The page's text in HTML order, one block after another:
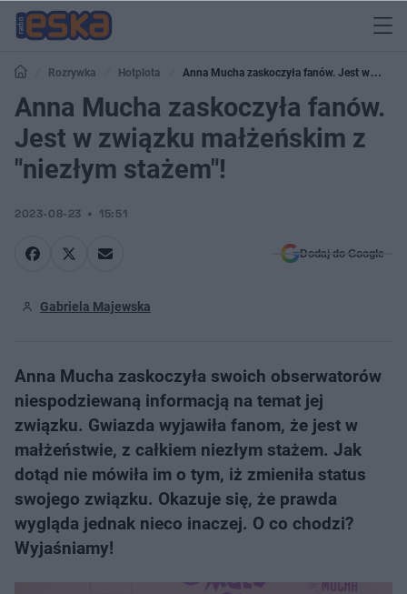
Rozrywka Hotplota
Anna Mucha zaskoczyła fanów. Jest w
związku małżeńskim z "niezłym stażem"!
Anna Mucha zaskoczyła fanów.
Jest w związku małżeńskim z
"niezłym stażem"!
2023-08-23 15:51
Dodaj do Google
Gabriela Majewska
Anna Mucha zaskoczyła swoich obserwatorów
niespodziewaną informacją na temat jej
związku. Gwiazda wyjawiła fanom, że jest w
małżeństwie, z całkiem niezłym stażem. Jak
dotąd nie mówiła im o tym, iż zmieniła status
swojego związku. Okazuje się, że prawda
wygląda jednak nieco inaczej. O co chodzi?
Wyjaśniamy!